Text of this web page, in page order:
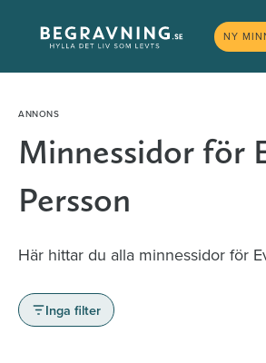
innehåll
NY
Minnessidor för
Persson
Här hittar du alla minnessidor för
Inga filter